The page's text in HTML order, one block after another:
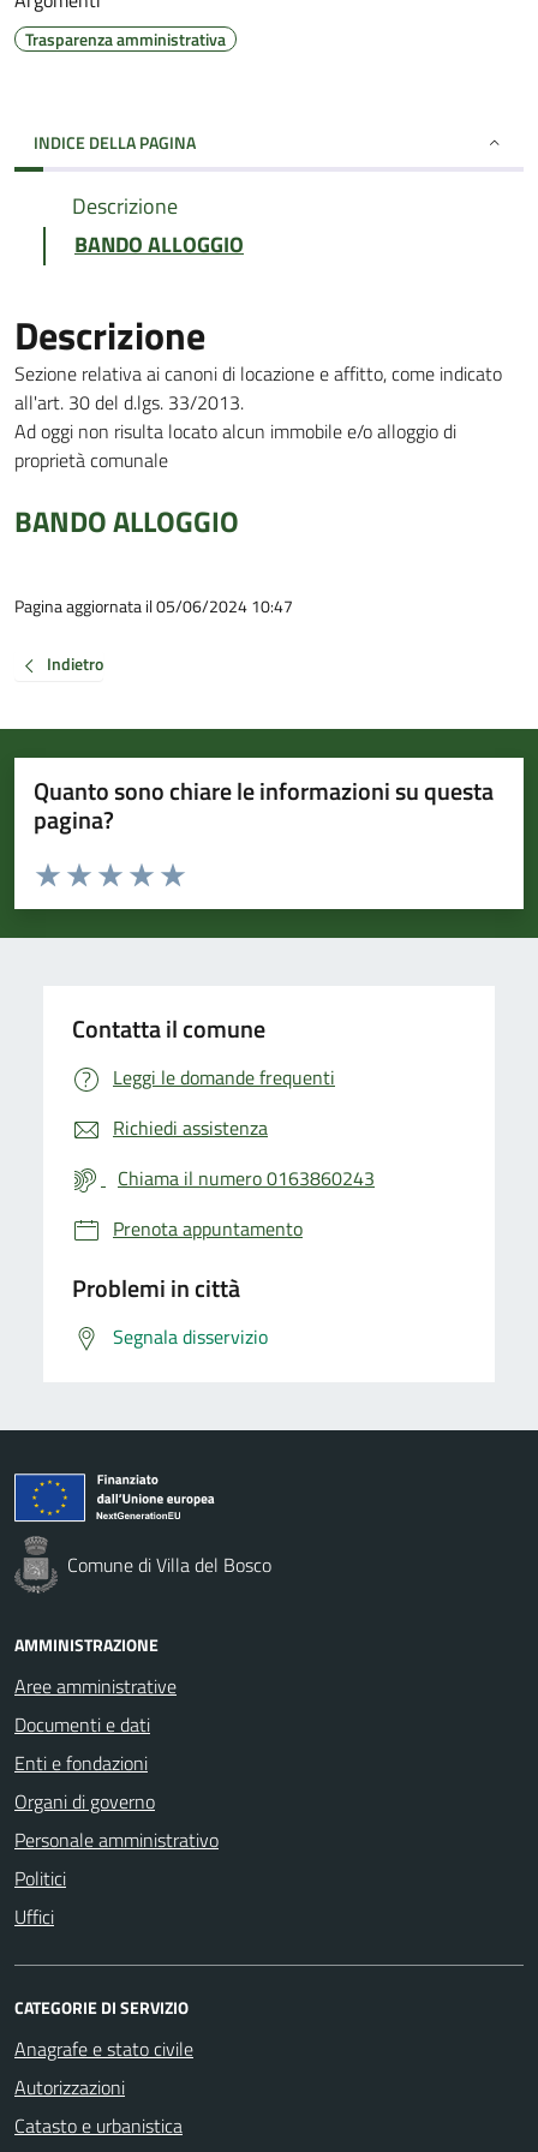
Trasparenza amministrativa
INDICE DELLA PAGINA
Descrizione
BANDO ALLOGGIO
Descrizione
Sezione relativa ai canoni di locazione e affitto, come indicato
all'art. 30 del d.lgs. 33/2013.
Ad oggi non risulta locato alcun immobile e/o alloggio di
proprietà comunale
BANDO ALLOGGIO
Pagina aggiornata il 05/06/2024 10:47
Indietro
Quanto sono chiare le informazioni su questa
pagina?
Valuta da 1 a 5 stelle la pagina
Valuta 5 stelle su 5
Valuta 4 stelle su 5
Valuta 3 stelle su 5
Valuta 2 stelle su 5
Valuta 1 stelle su 5
Contatta il comune
Leggi le domande frequenti
Richiedi assistenza
Chiama il numero 0163860243
Prenota appuntamento
Problemi in città
Segnala disservizio
Comune di Villa del Bosco
AMMINISTRAZIONE
Aree amministrative
Documenti e dati
Enti e fondazioni
Organi di governo
Personale amministrativo
Politici
Uffici
CATEGORIE DI SERVIZIO
Anagrafe e stato civile
Autorizzazioni
Catasto e urbanistica